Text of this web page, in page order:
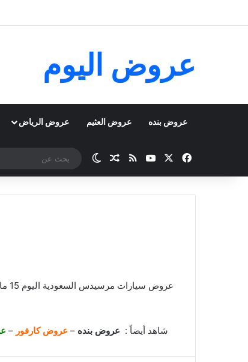
عروض اليوم
عروض بنده عروض العثيم عروض الرياض
فيسبوك ‫YouTubeملخص الموقع RSS
مقال عشوائي
الوضع المظلم
شاهد أيضاً : عروض بنده – عروض كارفور –